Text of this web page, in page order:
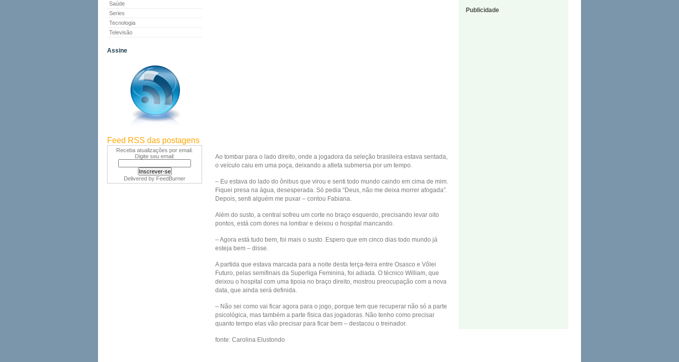
Saúde
Series
Tecnologia
Televisão
Assine
Feed RSS das postagens
Receba atualizações por email.
Digite seu email:
Delivered by FeedBurner
Ao tombar para o lado direito, onde a jogadora da seleção brasileira estava sentada,
o veículo caiu em uma poça, deixando a atleta submersa por um tempo.
– Eu estava do lado do ônibus que virou e senti todo mundo caindo em cima de mim.
Fiquei presa na água, desesperada. Só pedia “Deus, não me deixa morrer afogada”.
Depois, senti alguém me puxar – contou Fabiana.
Além do susto, a central sofreu um corte no braço esquerdo, precisando levar oito
pontos, está com dores na lombar e deixou o hospital mancando.
– Agora está tudo bem, foi mais o susto. Espero que em cinco dias todo mundo já
esteja bem – disse.
A partida que estava marcada para a noite desta terça-feira entre Osasco e Vôlei
Futuro, pelas semifinais da Superliga Feminina, foi adiada. O técnico William, que
deixou o hospital com uma tipoia no braço direito, mostrou preocupação com a nova
data, que ainda será definida.
– Não sei como vai ficar agora para o jogo, porque tem que recuperar não só a parte
psicológica, mas também a parte física das jogadoras. Não tenho como precisar
quanto tempo elas vão precisar para ficar bem – destacou o treinador.
fonte: Carolina Elustondo
Publicidade